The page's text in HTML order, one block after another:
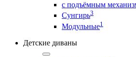
с подъёмным
Сунгирь3
Модульные1
Детские диваны